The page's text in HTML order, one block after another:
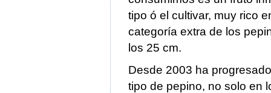
tipo ó el cultivar, muy rico
categoría extra de los
los 25 cm.
Desde 2003 ha
tipo de pepino, no solo en